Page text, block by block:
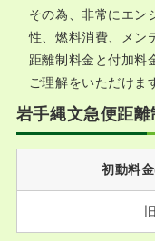
その為、非常にエン
性、燃料消費、メン
距離制料金と付加料
ご理解をいただけま
岩手縄文急便距
初動料